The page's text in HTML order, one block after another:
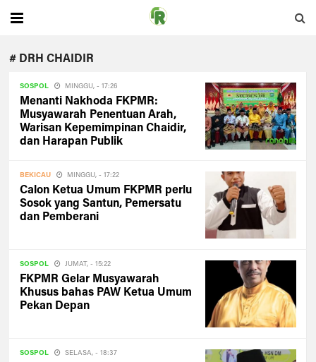
# DRH CHAIDIR
SOSPOL MINGGU, - 17:26
Menanti Nakhoda FKPMR:
Musyawarah Penentuan Arah,
Warisan Kepemimpinan Chaidir,
dan Harapan Publik
BEKICAU MINGGU, - 17:22
Calon Ketua Umum FKPMR perlu
Sosok yang Santun, Pemersatu
dan Pemberani
SOSPOL JUMAT, - 15:22
FKPMR Gelar Musyawarah
Khusus bahas PAW Ketua Umum
Pekan Depan
SOSPOL SELASA, - 18:37